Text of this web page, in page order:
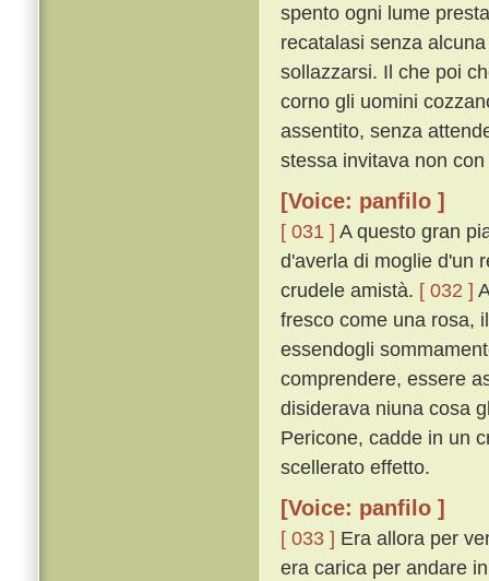
spento ogni lume
recatalasi senza
sollazzarsi. Il che poi
corno gli uomini
assentito, senza
stessa invitava non
[Voice: panfilo ]
[ 031 ] A questo gran
d'averla di moglie d'un
crudele amistà. [ 032 ]
fresco come una rosa,
essendogli
comprendere, essere
disiderava niuna cosa
Pericone, cadde in un
scellerato effetto.
[Voice: panfilo ]
[ 033 ] Era allora per
era carica per andare